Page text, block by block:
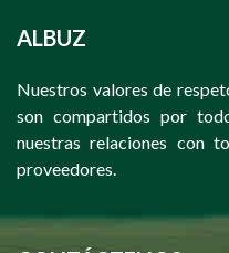
ALBUZ
Nuestros valores de
son compartidos por
nuestras relaciones con
proveedores.